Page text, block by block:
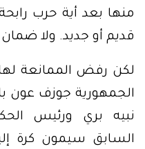
منها بعد أية حرب
قديم أو جديد. ولا ضمان
لكن رفض الممانعة
الجمهورية جوزف عون
نبيه بري ورئيس
السابق سيمون كرة